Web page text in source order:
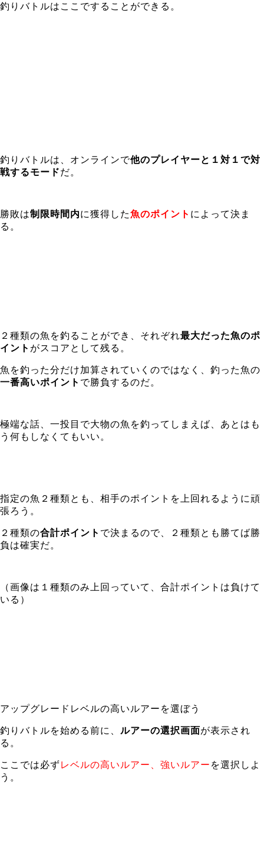
釣りバトルはここですることができる。
釣りバトルは、オンラインで他のプレイヤーと１対１で対
戦するモードだ。
勝敗は制限時間内に獲得した魚のポイント によって決ま
る。
２種類の魚を釣ることができ、それぞれ最大だった魚のポ
イント がスコアとして残る。
魚を釣った分だけ加算されていくのではなく、釣った魚の
一番高いポイント で勝負するのだ。
極端な話、一投目で大物の魚を釣ってしまえば、あとはも
う何もしなくてもいい。
指定の魚２種類とも、相手のポイントを上回れるように頑
張ろう。
２種類の合計ポイント で決まるので、２種類とも勝てば勝
負は確実だ。
（画像は１種類のみ上回っていて、合計ポイントは負けて
いる）
アップグレードレベルの高いルアーを選ぼう
釣りバトルを始める前に、 ルアーの選択画面が表示され
る。
ここでは必ずレベルの高いルアー、強いルアー を選択しよ
う。